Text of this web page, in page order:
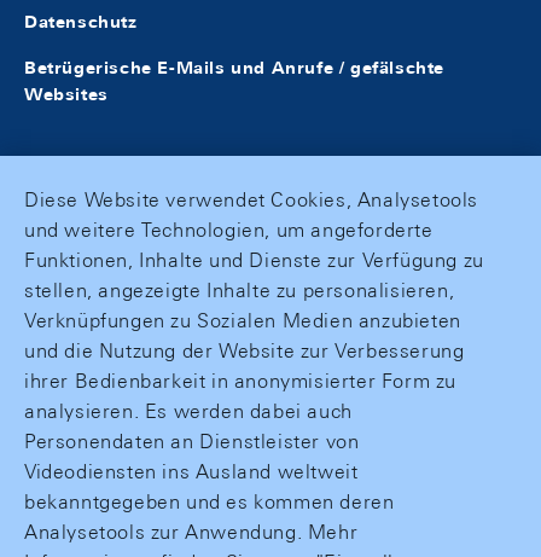
Datenschutz
Betrügerische E-Mails und Anrufe / gefälschte
Websites
Diese Website verwendet Cookies, Analysetools
und weitere Technologien, um angeforderte
Funktionen, Inhalte und Dienste zur Verfügung zu
stellen, angezeigte Inhalte zu personalisieren,
Verknüpfungen zu Sozialen Medien anzubieten
und die Nutzung der Website zur Verbesserung
ihrer Bedienbarkeit in anonymisierter Form zu
analysieren. Es werden dabei auch
Personendaten an Dienstleister von
Videodiensten ins Ausland weltweit
bekanntgegeben und es kommen deren
Analysetools zur Anwendung. Mehr